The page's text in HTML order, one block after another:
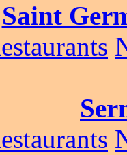
Saint